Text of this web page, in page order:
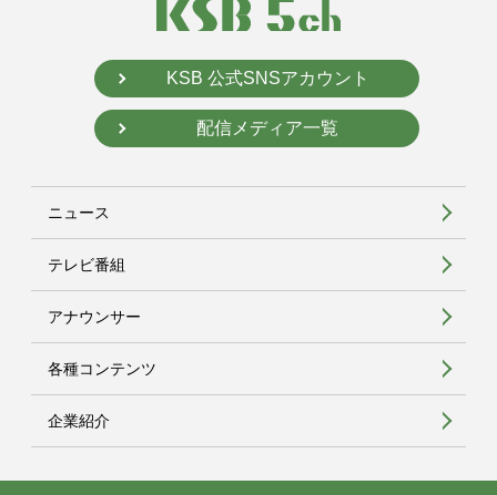
KSB 公式SNSアカウント
配信メディア一覧
ニュース
テレビ番組
アナウンサー
各種コンテンツ
企業紹介